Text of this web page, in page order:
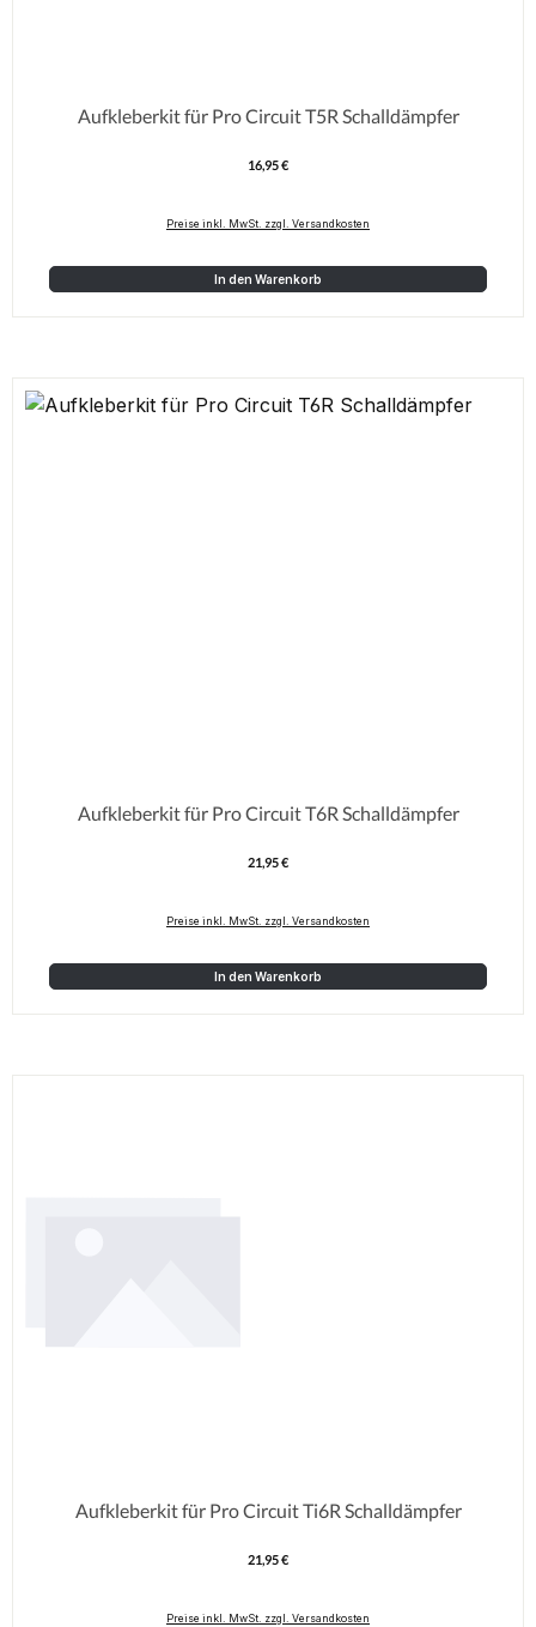
Aufkleberkit für Pro Circuit T5R Schalldämpfer
Regulärer Preis:
16,95 €
Preise inkl. MwSt. zzgl. Versandkosten
In den Warenkorb
Aufkleberkit für Pro Circuit T6R Schalldämpfer
Regulärer Preis:
21,95 €
Preise inkl. MwSt. zzgl. Versandkosten
In den Warenkorb
Aufkleberkit für Pro Circuit Ti6R Schalldämpfer
Regulärer Preis:
21,95 €
Preise inkl. MwSt. zzgl. Versandkosten